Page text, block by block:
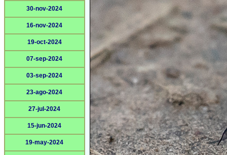
30-nov-2024
16-nov-2024
19-oct-2024
07-sep-2024
03-sep-2024
23-ago-2024
27-jul-2024
15-jun-2024
19-may-2024